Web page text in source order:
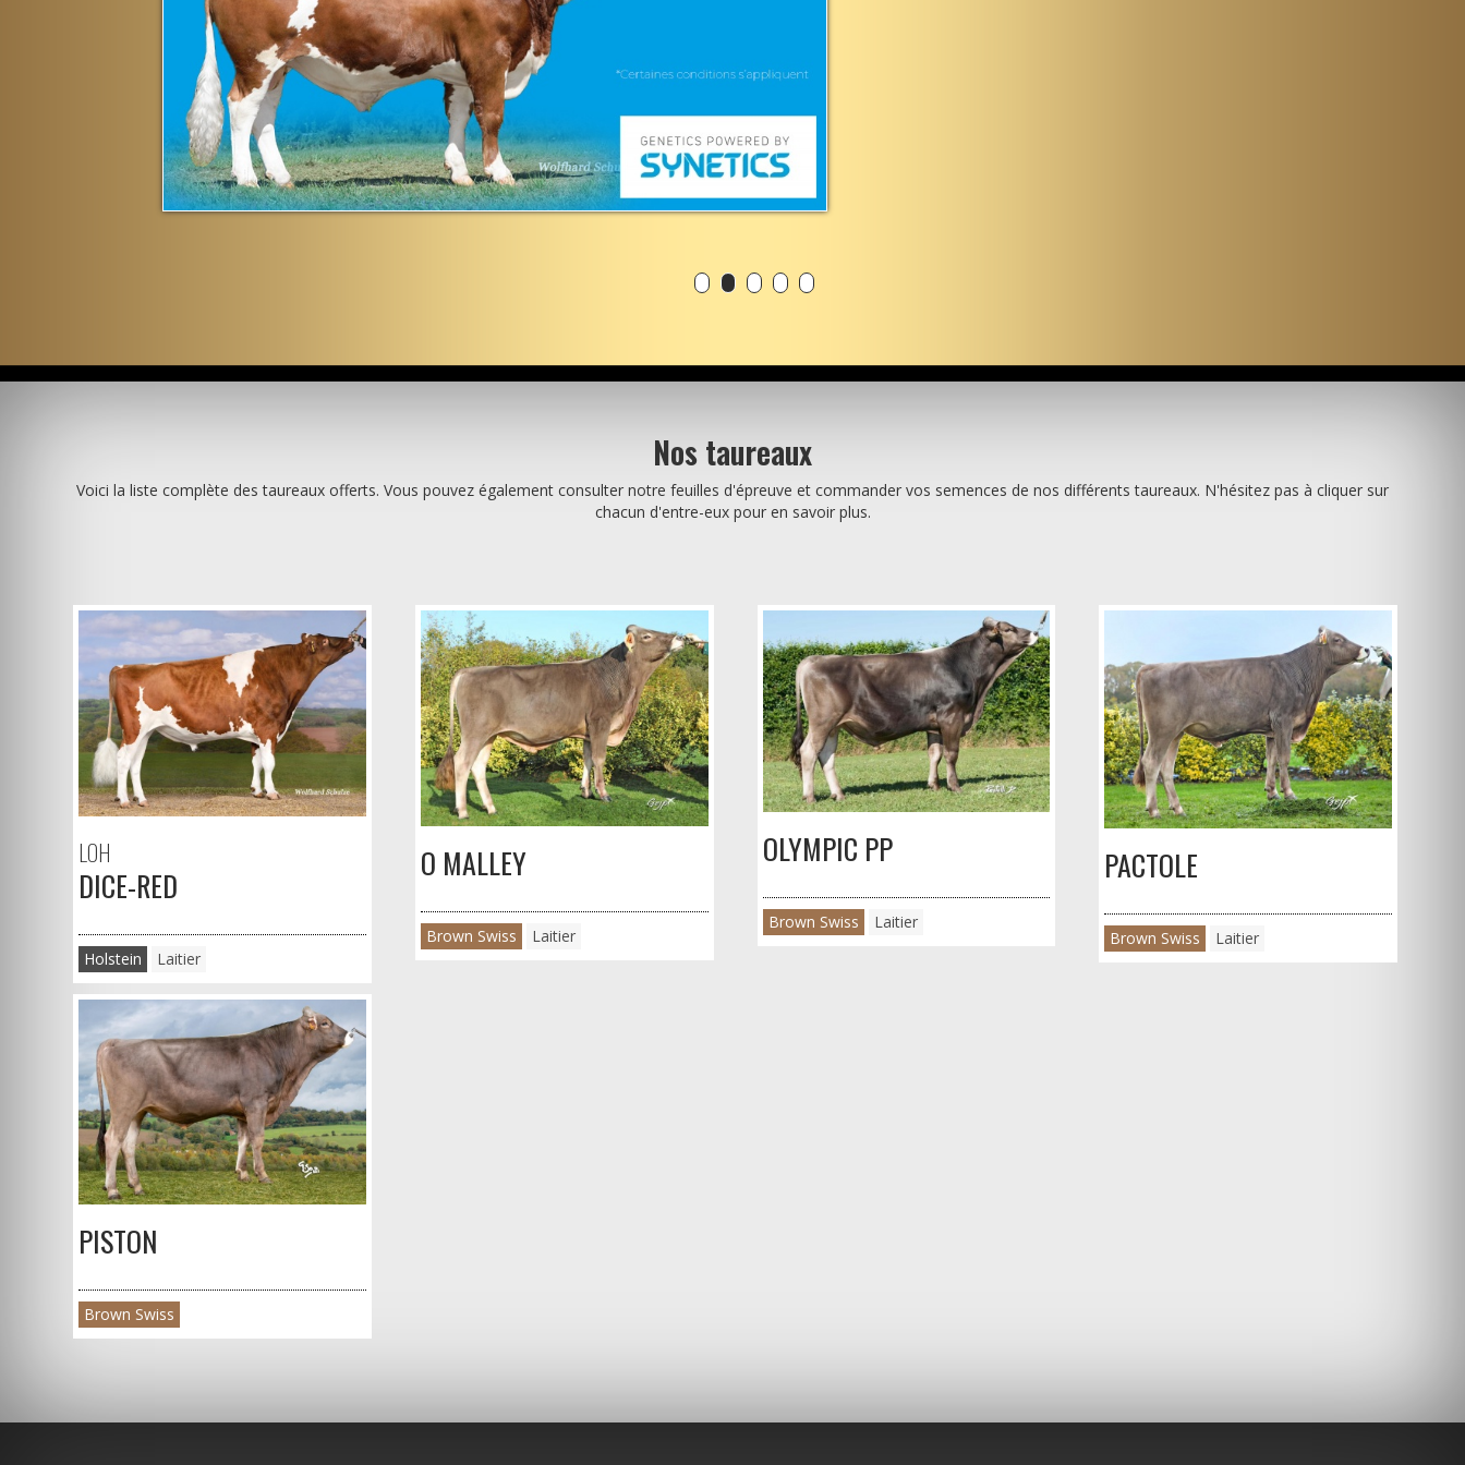
Nos taureaux
Voici la liste complète des taureaux offerts. Vous pouvez également consulter notre feuilles d'épreuve et commander vos semences de nos différents taureaux. N'hésitez pas à cliquer sur
chacun d'entre-eux pour en savoir plus.
LOH
DICE-RED
Holstein Laitier
O MALLEY
Brown Swiss Laitier
OLYMPIC PP
Brown Swiss Laitier
PACTOLE
Brown Swiss Laitier
PISTON
Brown Swiss